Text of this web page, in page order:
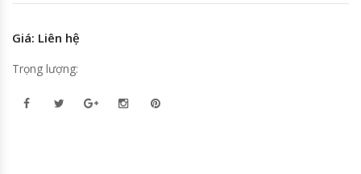
Giá: Liên hệ
Trọng lượng: